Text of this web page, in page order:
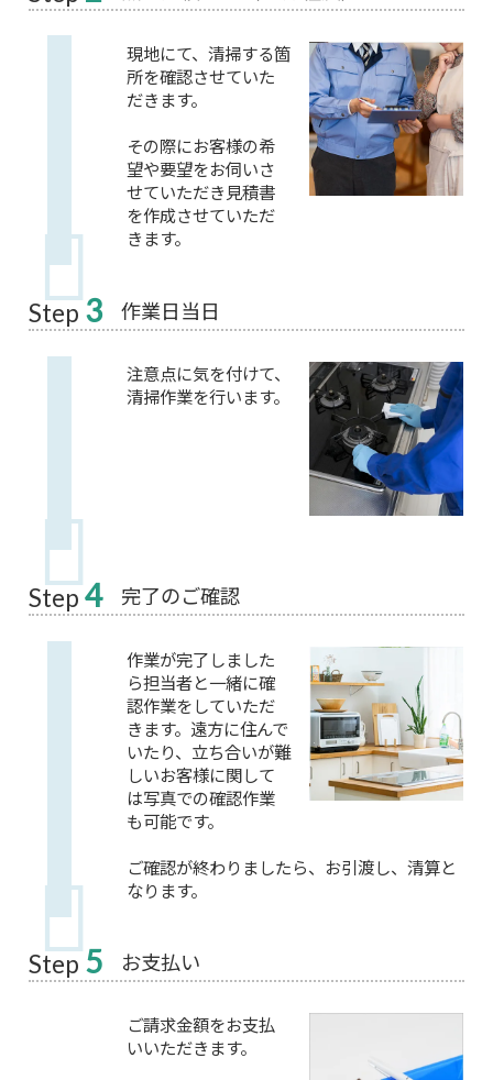
現地にて、清掃する箇
所を確認させていた
だきます。
その際にお客様の希
望や要望をお伺いさ
せていただき見積書
を作成させていただ
きます。
Step 3 作業日当日
注意点に気を付けて、
清掃作業を行います。
Step 4 完了のご確認
作業が完了しました
ら担当者と一緒に確
認作業をしていただ
きます。遠方に住んで
いたり、立ち合いが難
しいお客様に関して
は写真での確認作業
も可能です。
ご確認が終わりましたら、お引渡し、清算と
なります。
Step 5 お支払い
ご請求金額をお支払
いいただきます。